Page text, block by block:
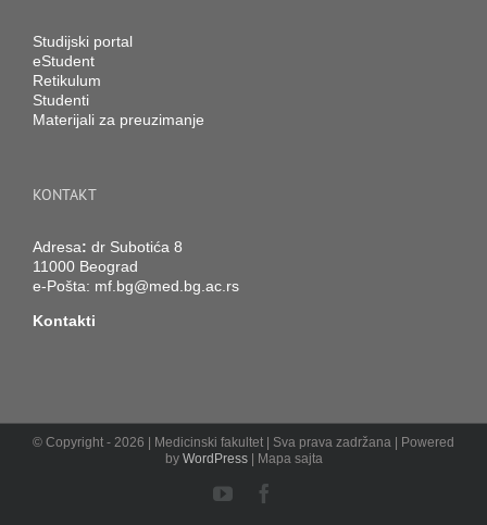
Studijski portal
eStudent
Retikulum
Studenti
Materijali za preuzimanje
KONTAKT
Adresa: dr Subotića 8
11000 Beograd
e-Pošta: mf.bg@med.bg.ac.rs
Kontakti
© Copyright - 2026 | Medicinski fakultet | Sva prava zadržana | Powered
by WordPress| Mapa sajta
YouTube